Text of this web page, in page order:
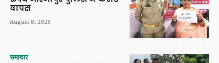
वापस
August 8, 2026
समाचार